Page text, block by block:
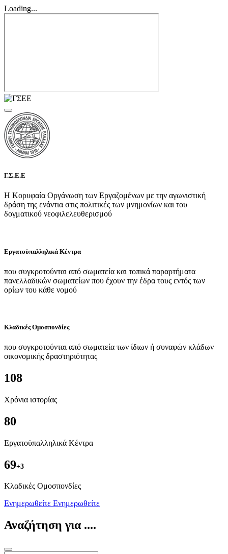
Loading...
Γ.Σ.Ε.Ε
Η Κορυφαία Οργάνωση των Εργαζομένων με την αγωνιστική
δράση της ενάντια στις πολιτικές των μνημονίων και του
δογματικού νεοφιλελευθερισμού
Εργατοϋπαλληλικά Κέντρα
που συγκροτούνται από σωματεία και τοπικά παραρτήματα
πανελλαδικών σωματείων που έχουν την έδρα τους εντός των
ορίων του κάθε νομού
Κλαδικές Ομοσπονδίες
που συγκροτούνται από σωματεία των ίδιων ή συναφών κλάδων
οικονομικής δραστηριότητας
108
Χρόνια ιστορίας
80
Εργατοϋπαλληλικά Κέντρα
69+3
Kλαδικές Ομοσπονδίες
Ενημερωθείτε Ενημερωθείτε
Αναζήτηση για ....